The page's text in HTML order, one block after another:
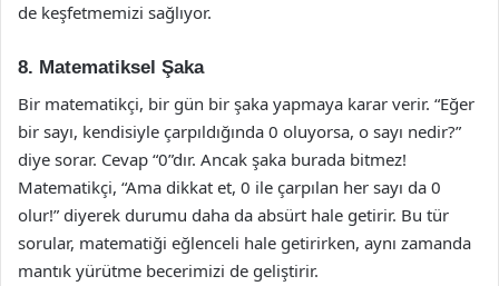
de keşfetmemizi sağlıyor.
8. Matematiksel Şaka
Bir matematikçi, bir gün bir şaka yapmaya karar verir. “Eğer
bir sayı, kendisiyle çarpıldığında 0 oluyorsa, o sayı nedir?”
diye sorar. Cevap “0”dır. Ancak şaka burada bitmez!
Matematikçi, “Ama dikkat et, 0 ile çarpılan her sayı da 0
olur!” diyerek durumu daha da absürt hale getirir. Bu tür
sorular, matematiği eğlenceli hale getirirken, aynı zamanda
mantık yürütme becerimizi de geliştirir.